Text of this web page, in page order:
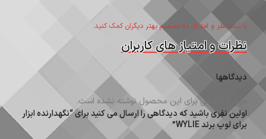
با ثبت نظر و امتیاز، به تصمیم بهتر دیگران کمک کنید.
نظرات و امتیاز های کاربران
دیدگاهها
هیچ دیدگاهی برای این محصول نوشته نشده است.
اولین نفری باشید که دیدگاهی را ارسال می کنید برای “نگهدارنده ابزار
برای لوپ برند WYLIE”